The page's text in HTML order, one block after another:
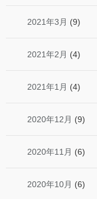
2021年3月 (9)
2021年2月 (4)
2021年1月 (4)
2020年12月 (9)
2020年11月 (6)
2020年10月 (6)